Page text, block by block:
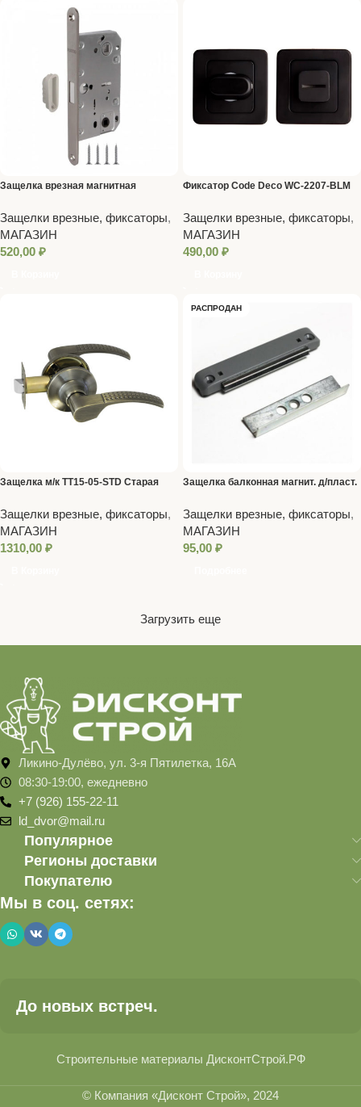
Защелка врезная магнитная
Защелки врезные, фиксаторы,
МАГАЗИН
520,00 ₽
Фиксатор Code Deco WC-2207-BLM
Защелки врезные, фиксаторы,
МАГАЗИН
490,00 ₽
Защелка м/к ТТ15-05-STD Старая
Защелки врезные, фиксаторы,
МАГАЗИН
1310,00 ₽
РАСПРОДАН
Защелка балконная магнит. д/пласт.
Защелки врезные, фиксаторы,
МАГАЗИН
95,00 ₽
Загрузить еще
Ликино-Дулёво, ул. 3-я Пятилетка, 16А
08:30-19:00, ежедневно
+7 (926) 155-22-11
ld_dvor@mail.ru
Популярное
Регионы доставки
Покупателю
Мы в соц. сетях:
До новых встреч.
Строительные материалы ДисконтСтрой.РФ
© Компания «Дисконт Строй», 2024